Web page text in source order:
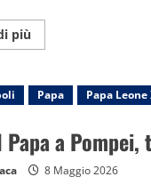
Meeting
più
informazioni
Leone
XIV
visiterà
Repubblica
di
San
Marino
Papa Papa Leone
Papa a
8 Maggio 2026